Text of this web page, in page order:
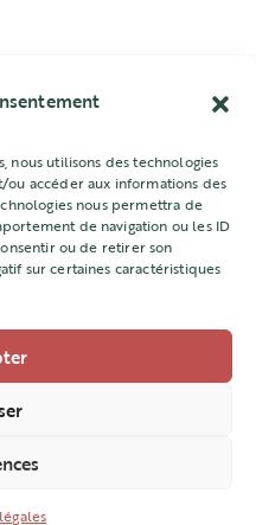
utilisons des technologies
accéder aux informations des
nous permettra de
de navigation ou les ID
ou de retirer son
sur certaines caractéristiques